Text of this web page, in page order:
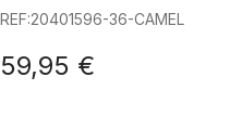
REF:20401596-36-CAMEL
59,95 €